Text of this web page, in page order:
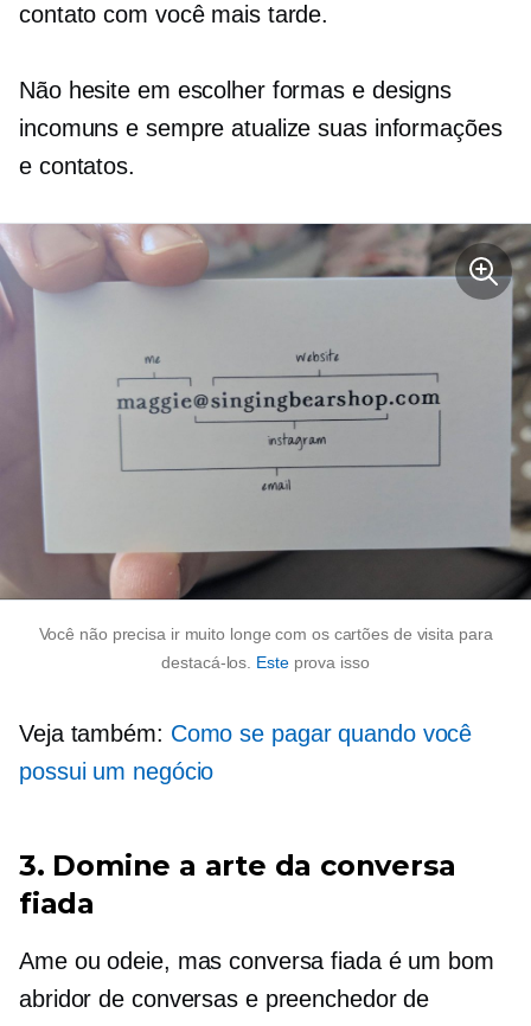
contato com você mais tarde.
Não hesite em escolher formas e designs
incomuns e sempre atualize suas informações
e contatos.
Você não precisa ir muito longe com os cartões de visita para
destacá-los. Esteprova isso
Veja também: Como se pagar quando você
possui um negócio
3. Domine a arte da conversa
fiada
Ame ou odeie, mas conversa fiada é um bom
abridor de conversas e preenchedor de